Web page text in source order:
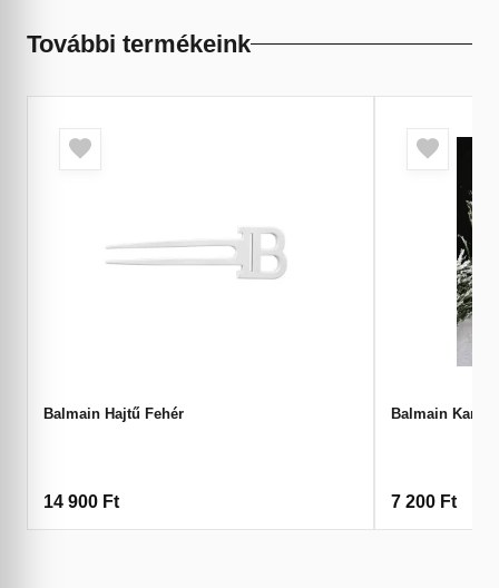
További termékeink
Balmain Hajtű Fehér
14 900 Ft
Balmain
7 200 Ft